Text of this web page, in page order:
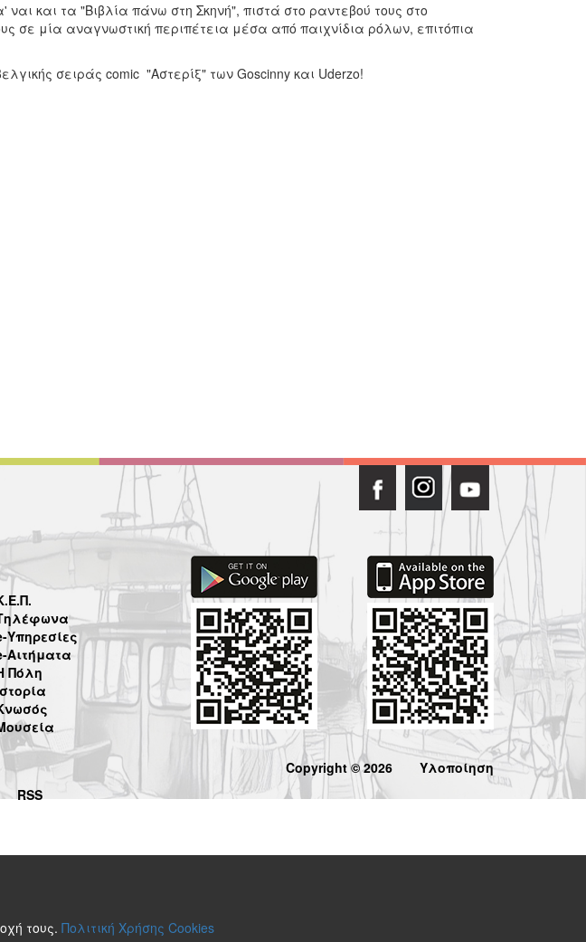
και τα "Βιβλία πάνω στη Σκηνή", πιστά στο ραντεβού τους στο
σε μία αναγνωστική περιπέτεια μέσα από παιχνίδια ρόλων, επιτόπια
σειράς comic "Αστερίξ" των Goscinny και Uderzo!
Υπηρεσίες
Αιτήματα
Πόλη
RSS
Copyright © 2026 Υλοποίηση
τους. Πολιτική Χρήσης Cookies